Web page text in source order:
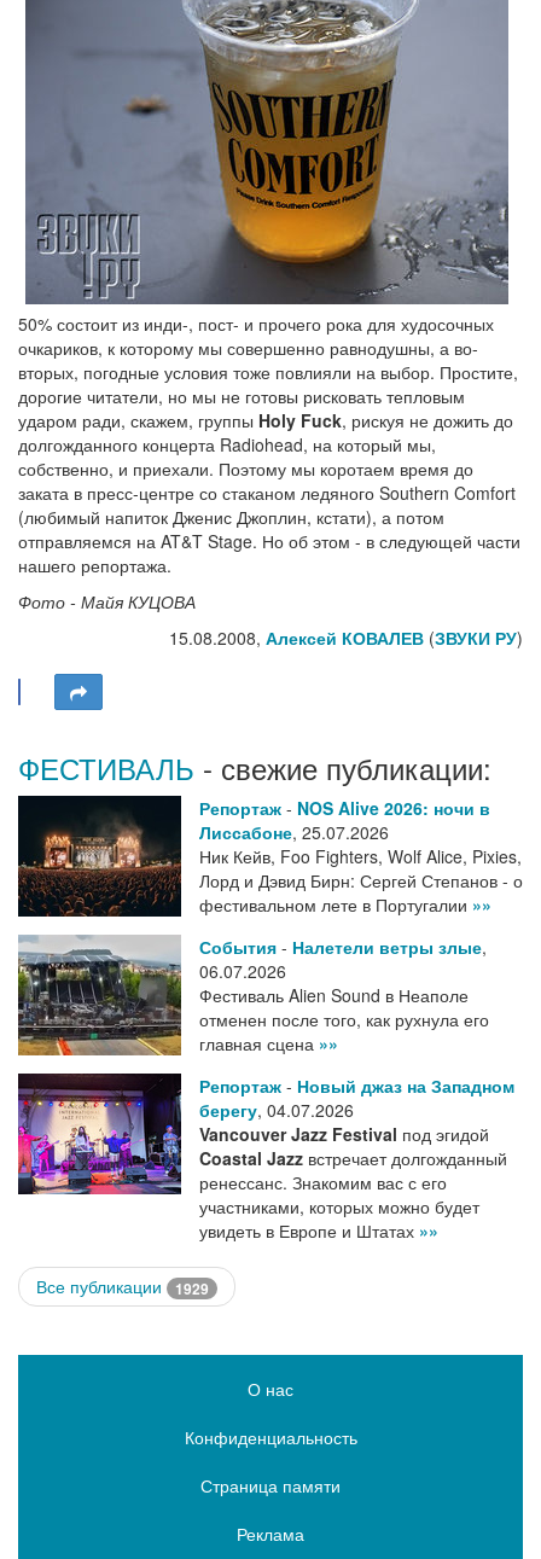
50% состоит из инди-, пост- и прочего рока для худосочных
очкариков, к которому мы совершенно равнодушны, а во-
вторых, погодные условия тоже повлияли на выбор. Простите,
дорогие читатели, но мы не готовы рисковать тепловым
ударом ради, скажем, группы Holy Fuck, рискуя не дожить до
долгожданного концерта Radiohead, на который мы,
собственно, и приехали. Поэтому мы коротаем время до
заката в пресс-центре со стаканом ледяного Southern Comfort
(любимый напиток Дженис Джоплин, кстати), а потом
отправляемся на AT&T Stage. Но об этом - в следующей части
нашего репортажа.
Фото - Майя КУЦОВА
15.08.2008, Алексей КОВАЛЕВ (ЗВУКИ РУ)
ФЕСТИВАЛЬ - свежие публикации:
Репортаж - NOS Alive 2026: ночи в
Лиссабоне, 25.07.2026
Ник Кейв, Foo Fighters, Wolf Alice, Pixies,
Лорд и Дэвид Бирн: Сергей Степанов - о
фестивальном лете в Португалии »»
События - Налетели ветры злые,
06.07.2026
Фестиваль Alien Sound в Неаполе
отменен после того, как рухнула его
главная сцена »»
Репортаж - Новый джаз на Западном
берегу, 04.07.2026
Vancouver Jazz Festival под эгидой
Coastal Jazz встречает долгожданный
ренессанс. Знакомим вас с его
участниками, которых можно будет
увидеть в Европе и Штатах »»
Все публикации 1929
О нас
Конфиденциальность
Страница памяти
Реклама